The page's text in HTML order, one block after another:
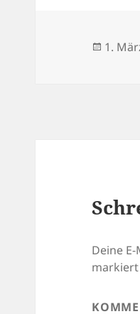
1.
Deine
markiert